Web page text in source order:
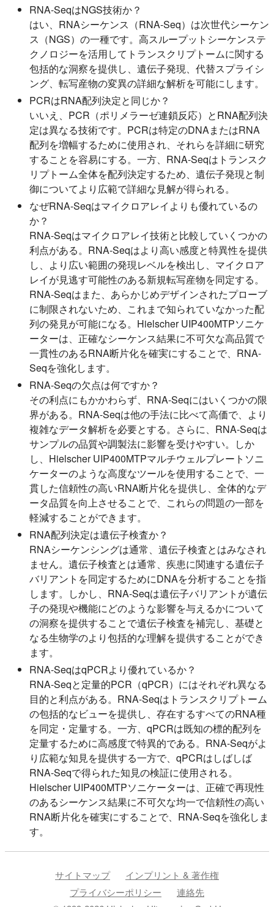
RNA-SeqはNGS技術か？
はい、RNAシーケンス（RNA-Seq）は次世代シーケン
ス（NGS）の一種です。高スループットシーケンステ
クノロジーを活用してトランスクリプトームに関する
包括的な洞察を提供し、遺伝子発現、代替スプライシ
ング、転写産物の変異の詳細な解析を可能にします。
PCRはRNA配列決定と同じか？
いいえ、PCR（ポリメラーゼ連鎖反応）とRNA配列決
定は異なる技術です。PCRは特定のDNAまたはRNA
配列を増幅するために使用され、それらを詳細に研究
することを容易にする。一方、RNA-Seqはトランスク
リプトーム全体を配列決定するため、遺伝子発現と制
御についてより広範で詳細な見解が得られる。
なぜRNA-Seqはマイクロアレイよりも優れているの
か？
RNA-Seqはマイクロアレイ技術と比較していくつかの
利点がある。RNA-Seqはより高い感度と特異性を提供
し、より広い範囲の発現レベルを検出し、マイクロア
レイが見逃す可能性のある新規転写産物を同定する。
RNA-Seqはまた、あらかじめデザインされたプローブ
に制限されないため、これまで知られていなかった配
列の発見が可能になる。Hielscher UIP400MTPソニケ
ーターは、正確なシーケンス結果に不可欠な高品質で
一貫性のあるRNA断片化を確実にすることで、RNA-
Seqを強化します。
RNA-Seqの欠点は何ですか？
その利点にもかかわらず、RNA-Seqにはいくつかの限
界がある。RNA-Seqは他の手法に比べて高価で、より
複雑なデータ解析を必要とする。さらに、RNA-Seqは
サンプルの品質や調製法に影響を受けやすい。しか
し、Hielscher UIP400MTPマルチウェルプレートソニ
ケーターのような高度なツールを使用することで、一
貫した信頼性の高いRNA断片化を提供し、全体的なデ
ータ品質を向上させることで、これらの問題の一部を
軽減することができます。
RNA配列決定は遺伝子検査か？
RNAシーケンシングは通常、遺伝子検査とはみなされ
ません。遺伝子検査とは通常、疾患に関連する遺伝子
バリアントを同定するためにDNAを分析することを指
します。しかし、RNA-Seqは遺伝子バリアントが遺伝
子の発現や機能にどのような影響を与えるかについて
の洞察を提供することで遺伝子検査を補完し、基礎と
なる生物学のより包括的な理解を提供することができ
ます。
RNA-SeqはqPCRより優れているか？
RNA-Seqと定量的PCR（qPCR）にはそれぞれ異なる
目的と利点がある。RNA-Seqはトランスクリプトーム
の包括的なビューを提供し、存在するすべてのRNA種
を同定・定量する。一方、qPCRは既知の標的配列を
定量するために高感度で特異的である。RNA-Seqがよ
り広範な知見を提供する一方で、qPCRはしばしば
RNA-Seqで得られた知見の検証に使用される。
Hielscher UIP400MTPソニケーターは、正確で再現性
のあるシーケンス結果に不可欠な均一で信頼性の高い
RNA断片化を確実にすることで、RNA-Seqを強化しま
す。
サイトマップ
インプリント & 著作権
プライバシーポリシー
連絡先